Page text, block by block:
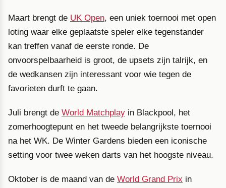
Maart brengt de UK Open, een uniek toernooi met open
loting waar elke geplaatste speler elke tegenstander
kan treffen vanaf de eerste ronde. De
onvoorspelbaarheid is groot, de upsets zijn talrijk, en
de wedkansen zijn interessant voor wie tegen de
favorieten durft te gaan.
Juli brengt de World Matchplay in Blackpool, het
zomerhoogtepunt en het tweede belangrijkste toernooi
na het WK. De Winter Gardens bieden een iconische
setting voor twee weken darts van het hoogste niveau.
Oktober is de maand van de World Grand Prix in